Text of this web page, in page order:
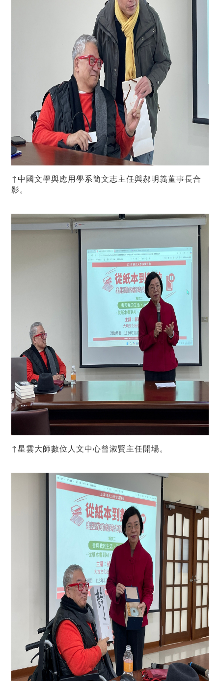
↑中國文學與應用學系簡文志主任與郝明義董事長合
影。
↑星雲大師數位人文中心曾淑賢主任開場。